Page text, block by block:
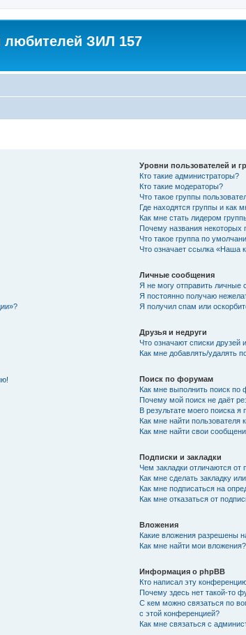
ЗИЛ 157
Уровни пользователей и
Кто такие администраторы?
Кто такие модераторы?
Что такое группы
Где находятся группы и как
Как мне стать лидером
Почему названия некоторых
Что такое группа по
Что означает ссылка «Наша
Личные сообщения
Я не могу отправить личные
Я постоянно получаю
Я получил спам или
Друзья и недруги
Что означают списки друзей
Как мне добавлять/удалять
Поиск по форумам
Как мне выполнить поиск
Почему мой поиск не даёт
В результате моего поиска я
Как мне найти пользователя
Как мне найти свои
Подписки и закладки
Чем закладки отличаются от
Как мне сделать закладку
Как мне подписаться на
Как мне отказаться от
Вложения
Какие вложения разрешены
Как мне найти мои вложения?
Информация о phpBB
Кто написал эту
Почему здесь нет такой-то
С кем можно связаться по
с этой конференцией?
Как мне связаться с